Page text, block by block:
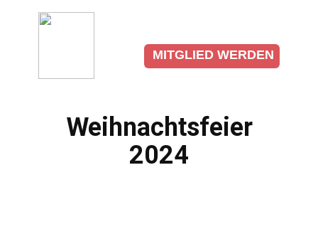
MITGLIED WERDEN
VEREIN FSJ
Weihnachtsfeier
2024